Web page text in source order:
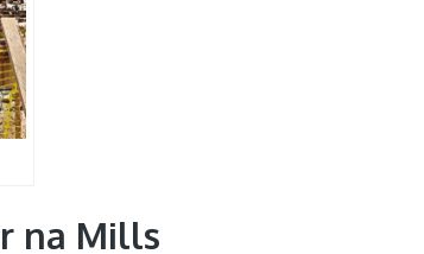
na Mills